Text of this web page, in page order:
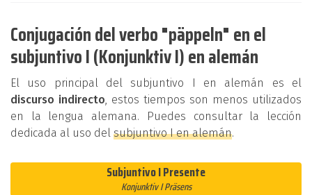
Conjugación del verbo "päppeln" en el
subjuntivo I (Konjunktiv I) en alemán
El uso principal del subjuntivo I en alemán es el
discurso indirecto, estos tiempos son menos utilizados
en la lengua alemana. Puedes consultar la lección
dedicada al uso del subjuntivo I en alemán.
Subjuntivo I Presente
Konjunktiv I Präsens